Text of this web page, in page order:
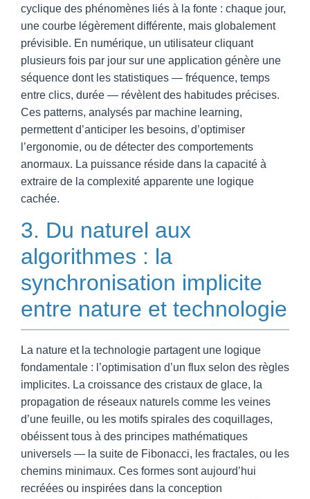
cyclique des phénomènes liés à la fonte : chaque jour,
une courbe légèrement différente, mais globalement
prévisible. En numérique, un utilisateur cliquant
plusieurs fois par jour sur une application génère une
séquence dont les statistiques — fréquence, temps
entre clics, durée — révèlent des habitudes précises.
Ces patterns, analysés par machine learning,
permettent d’anticiper les besoins, d’optimiser
l’ergonomie, ou de détecter des comportements
anormaux. La puissance réside dans la capacité à
extraire de la complexité apparente une logique
cachée.
3. Du naturel aux
algorithmes : la
synchronisation implicite
entre nature et technologie
La nature et la technologie partagent une logique
fondamentale : l’optimisation d’un flux selon des règles
implicites. La croissance des cristaux de glace, la
propagation de réseaux naturels comme les veines
d’une feuille, ou les motifs spirales des coquillages,
obéissent tous à des principes mathématiques
universels — la suite de Fibonacci, les fractales, ou les
chemins minimaux. Ces formes sont aujourd’hui
recréées ou inspirées dans la conception